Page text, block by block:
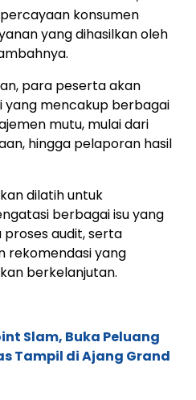
konsumen
yang dihasilkan oleh
para peserta akan
mencakup berbagai
mutu, mulai dari
hingga pelaporan hasil
dilatih untuk
berbagai isu yang
audit, serta
rekomendasi yang
berkelanjutan.
Slam, Buka Peluang
Tampil di Ajang Grand